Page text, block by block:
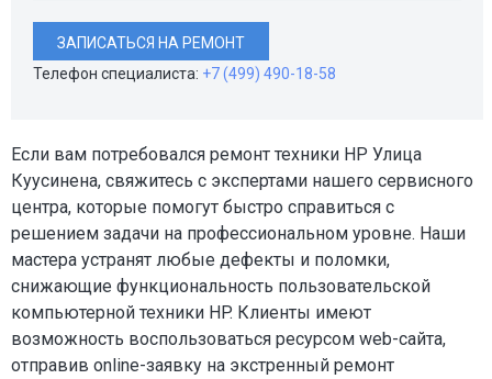
ЗАПИСАТЬСЯ НА РЕМОНТ
Телефон специалиста: +7 (499) 490-18-58
Если вам потребовался ремонт техники HP Улица
Куусинена, свяжитесь с экспертами нашего сервисного
центра, которые помогут быстро справиться с
решением задачи на профессиональном уровне. Наши
мастера устранят любые дефекты и поломки,
снижающие функциональность пользовательской
компьютерной техники HP. Клиенты имеют
возможность воспользоваться ресурсом web-сайта,
отправив online-заявку на экстренный ремонт